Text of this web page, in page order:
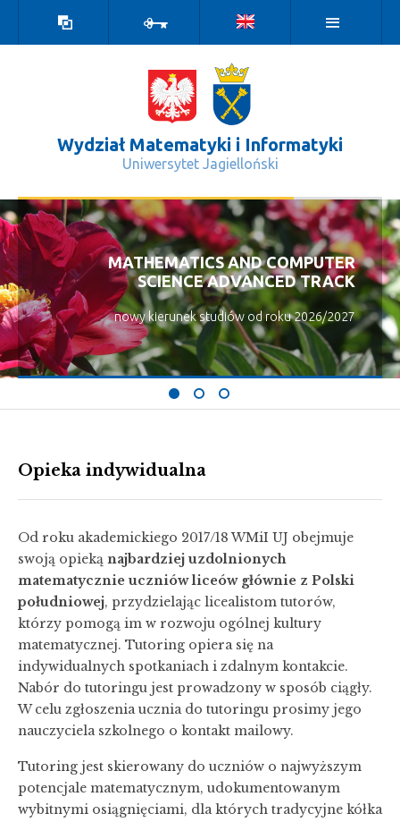
kontrastowa
Wydział Matematyki i Informatyki
Uniwersytet Jagielloński
Opieka indywidualna - Wydział
MATHEMATICS AND COMPUTER
SCIENCE ADVANCED TRACK
nowy kierunek studiów od roku 2026/2027
Opieka indywidualna
Od roku akademickiego 2017/18 WMiI UJ obejmuje
swoją opieką najbardziej uzdolnionych
matematycznie uczniów liceów głównie z Polski
południowej, przydzielając licealistom tutorów,
którzy pomogą im w rozwoju ogólnej kultury
matematycznej. Tutoring opiera się na
indywidualnych spotkaniach i zdalnym kontakcie.
Nabór do tutoringu jest prowadzony w sposób ciągły.
W celu zgłoszenia ucznia do tutoringu prosimy jego
nauczyciela szkolnego o kontakt mailowy.
Tutoring jest skierowany do uczniów o najwyższym
potencjale matematycznym, udokumentowanym
wybitnymi osiągnięciami, dla których tradycyjne kółka